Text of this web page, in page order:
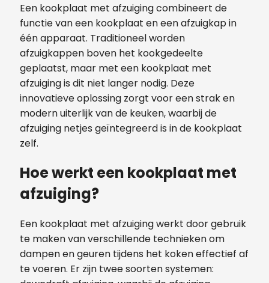
Een kookplaat met afzuiging combineert de
functie van een kookplaat en een afzuigkap in
één apparaat. Traditioneel worden
afzuigkappen boven het kookgedeelte
geplaatst, maar met een kookplaat met
afzuiging is dit niet langer nodig. Deze
innovatieve oplossing zorgt voor een strak en
modern uiterlijk van de keuken, waarbij de
afzuiging netjes geïntegreerd is in de kookplaat
zelf.
Hoe werkt een kookplaat met
afzuiging?
Een kookplaat met afzuiging werkt door gebruik
te maken van verschillende technieken om
dampen en geuren tijdens het koken effectief af
te voeren. Er zijn twee soorten systemen: